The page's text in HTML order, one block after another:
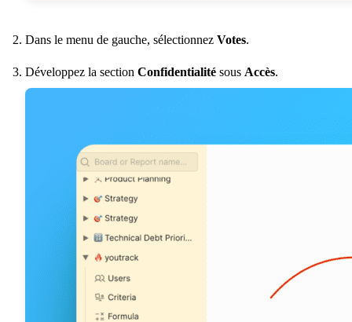
Dans le menu de gauche, sélectionnez Votes.
Développez la section Confidentialité sous Accès.